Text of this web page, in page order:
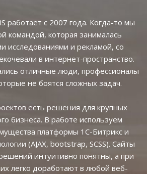
работает с 2007 года. Когда-то мы
командой, которая занималась
исследованиями и рекламой, со
в интернет-пространство.
отличные люди, профессионалы
не боятся сложных задач.
есть решения для крупных
бизнеса. В работе используем
платформы 1С-Битрикс и
(AJAX, bootstrap, SCSS). Сайты
интуитивно понятны, а при
легко доработают в любой веб-